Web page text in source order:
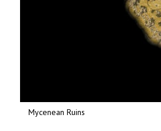
Mycenean Ruins